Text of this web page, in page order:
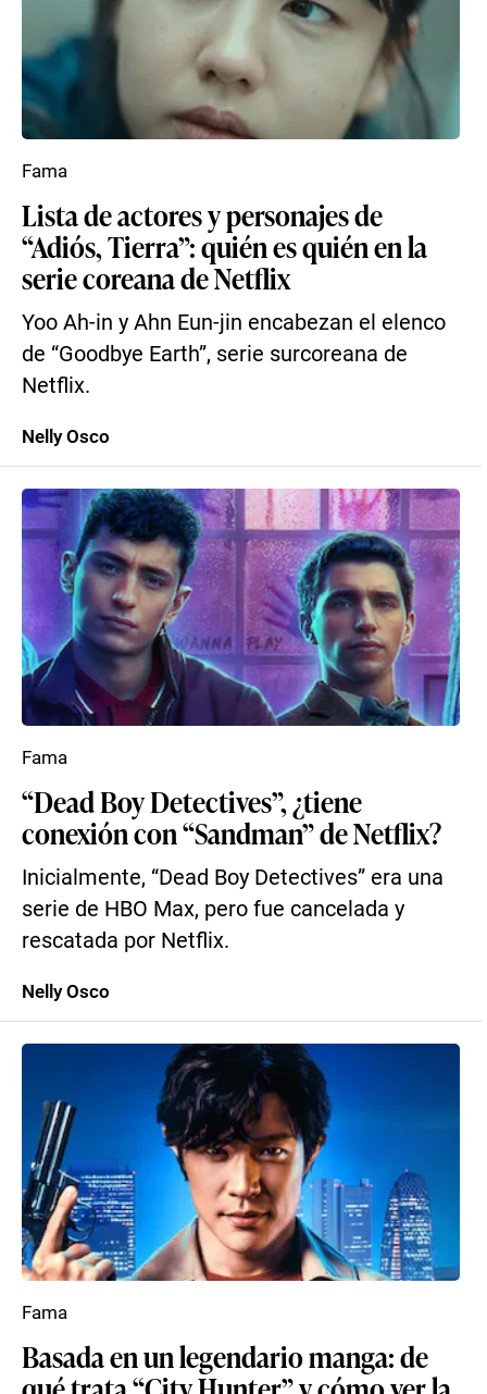
Lista de actores y personajes de
“Adiós, Tierra”: quién es quién en la
serie coreana de Netflix
Yoo Ah-in y Ahn Eun-jin encabezan el elenco
de “Goodbye Earth”, serie surcoreana de
Netflix.
Fama
Nelly Osco
“Dead Boy Detectives”, ¿tiene
conexión con “Sandman” de Netflix?
Inicialmente, “Dead Boy Detectives” era una
serie de HBO Max, pero fue cancelada y
rescatada por Netflix.
Fama
Nelly Osco
Basada en un legendario manga: de
Fama